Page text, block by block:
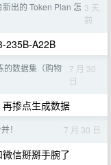
出的 Token Plan 怎 3 天
前
235B-A22B
的数据集（购物
7 月 30
日
掺点生成数据
！ 7 月 30 日
信掰掰手腕了